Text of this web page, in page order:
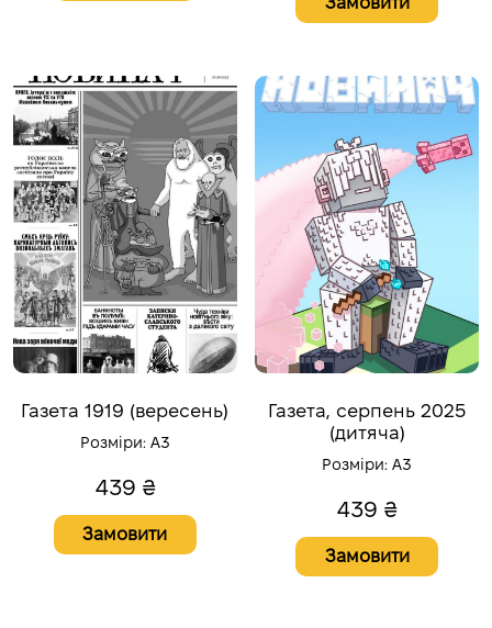
Газета 1919 (вересень)
Розміри: A3
439 ₴
Замовити
Газета, серпень 2025
(дитяча)
Розміри:A3
439₴
Замовити